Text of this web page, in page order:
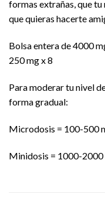
formas extrañas, que
que quieras hacerte
Bolsa entera de 4000
250 mg x 8
Para moderar tu nivel
forma gradual:
Microdosis = 100-500
Minidosis = 1000-2000